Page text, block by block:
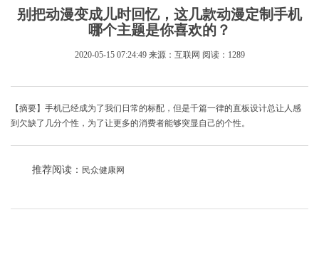
别把动漫变成儿时回忆，这几款动漫定制手机
哪个主题是你喜欢的？
2020-05-15 07:24:49 来源：互联网 阅读：1289
【摘要】手机已经成为了我们日常的标配，但是千篇一律的直板设计总让人感
到欠缺了几分个性，为了让更多的消费者能够突显自己的个性。
推荐阅读： 民众健康网